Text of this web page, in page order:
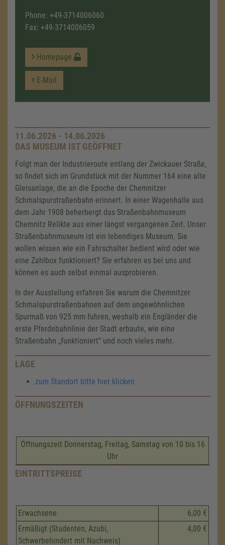
Phone: +49-3714006060
Fax: +49-3714006059
Homepage
E-Mail
11.06.2026 - 14.06.2026
DAS MUSEUM IST GEÖFFNET
Folgt man der Industrieroute entlang der Zwickauer Straße,
so findet sich im Grundstück mit der Nummer 164 eine alte
Gleisanlage, die an die Epoche der Chemnitzer
Schmalspurstraßenbahn erinnert. In einer Wagenhalle aus
dem Jahr 1908 beherbergt das Straßenbahnmuseum
Chemnitz Relikte aus einer längst vergangenen Zeit. Unser
Straßenbahnmuseum ist ein lebendiges Museum. Sie
wollen wissen wie ein Fahrschalter bedient wird oder wie
eine Zahlbox funktioniert? Sie erfahren es bei uns und
können es auch selbst einmal ausprobieren.
In der Ausstellung erfahren Sie warum die Chemnitzer
Schmalspurstraßenbahnen auf dem ungewöhnlichen
Spurmaß von 925 mm fuhren, weshalb ein Engländer die
erste Pferdebahnlinie der Stadt erbaute, wie eine
Straßenbahn „funktioniert“ und noch vieles mehr.
LAGE
zum Standort bitte hier klicken
ÖFFNUNGSZEITEN
Öffnungszeit Donnerstag, Freitag, Samstag von 10 bis 16
Uhr
EINTRITTSPREISE
Erwachsene
6,00 €
Ermäßigt (Studenten, Azubi,
Schwerbehindert mit Nachweis)
4,00 €